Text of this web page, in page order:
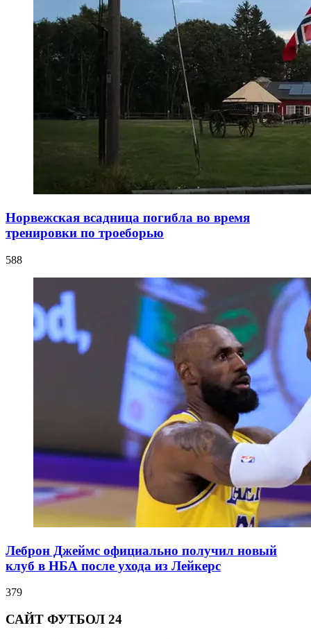
Норвежская всадница погибла во время
тренировки по троеборью
588
Леброн Джеймс официально получил новый
клуб в НБА после ухода из Лейкерс
379
САЙТ ФУТБОЛ 24